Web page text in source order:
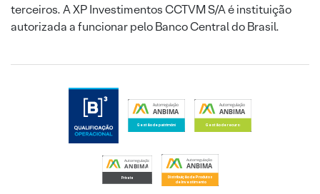
terceiros. A XP Investimentos CCTVM S/A é instituição
autorizada a funcionar pelo Banco Central do Brasil.